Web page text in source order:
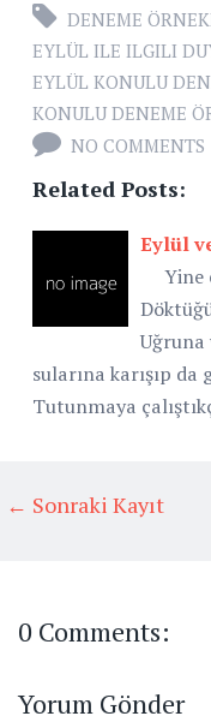
DENEME
EYLÜL ILE ILGILI
EYLÜL KONULU
KONULU DENEME
NO COMMENTS
Related Posts:
Eylül
Yine
Uğruna
sularına karışıp
Tutunmaya
← Sonraki Kayıt
0 Comments:
Yorum Gönder